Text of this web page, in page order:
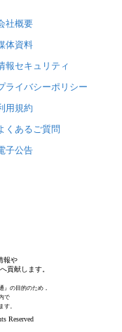
社概要
体資料
報セキュリティ
ライバシーポリシー
用規約
くあるご質問
子公告
報や
貢献します。
』の目的のため，
で
す。
Reserved